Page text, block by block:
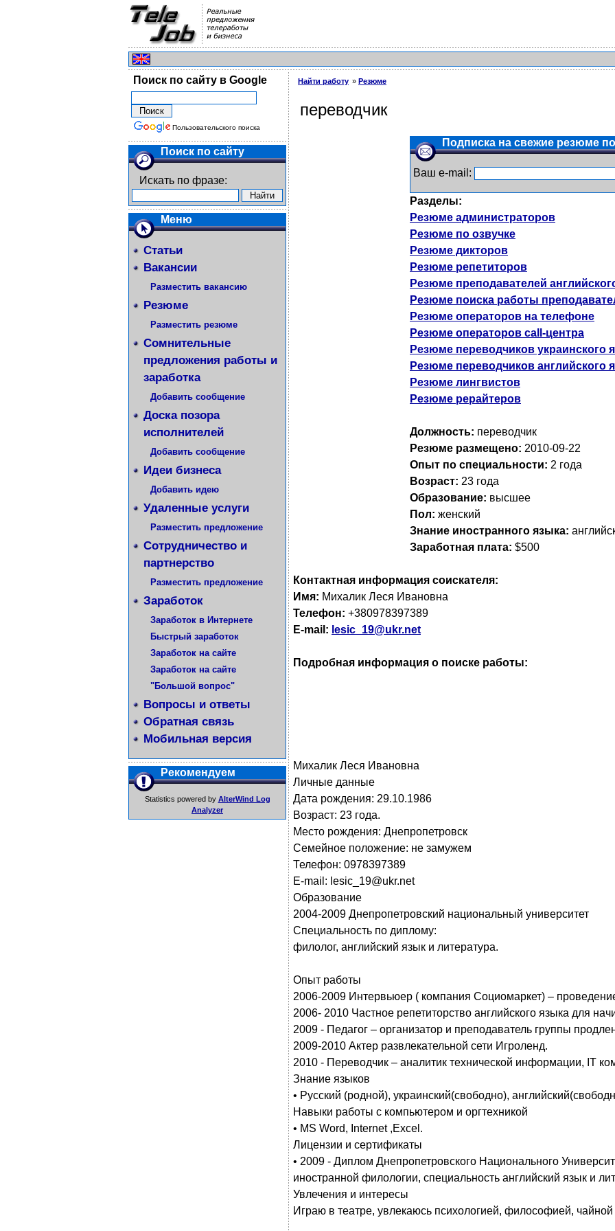
Поиск по сайту в Google
Пользовательского поиска
Поиск по сайту
Искать по фразе:
Меню
Статьи
Вакансии
Разместить вакансию
Резюме
Разместить резюме
Сомнительные
предложения работы и
заработка
Добавить сообщение
Доска позора
исполнителей
Добавить сообщение
Идеи бизнеса
Добавить идею
Удаленные услуги
Разместить предложение
Сотрудничество и
партнерство
Разместить предложение
Заработок
Заработок в Интернете
Быстрый заработок
Заработок на сайте
Заработок на сайте
"Большой вопрос"
Вопросы и ответы
Обратная связь
Мобильная версия
Рекомендуем
Statistics powered by AlterWind Log
Analyzer
Найти работу Резюме
переводчик
Подписка на свежие резюме по
Ваш e-mail:
Разделы:
Резюме администраторов
Резюме по озвучке
Резюме дикторов
Резюме репетиторов
Резюме преподавателей
Резюме поиска работы
Резюме операторов на телефоне
Резюме операторов call-центра
Резюме переводчиков украинского
Резюме переводчиков английского
Резюме лингвистов
Резюме рерайтеров
Должность: переводчик
Резюме размещено: 2010-09-22
Опыт по специальности: 2 года
Возраст: 23 годa
Образование: высшее
Пол: женский
Знание иностранного языка:
Заработная плата: $500
Контактная информация соискателя:
Имя: Михалик Леся Ивановна
Телефон: +380978397389
E-mail: lesic_19@ukr.net
Подробная информация о поиске работы:
Михалик Леся Ивановна
Личные данные
Дата рождения: 29.10.1986
Возраст: 23 года.
Место рождения: Днепропетровск
Семейное положение: не замужем
Телефон: 0978397389
E-mail: lesic_19@ukr.net
Образование
2004-2009 Днепропетровский национальный университет
Специальность по диплому:
филолог, английский язык и литература.
Опыт работы
2006-2009 Интервьюер ( компания Социомаркет) –
2006- 2010 Частное репетиторство английского языка для
2009 - Педагог – организатор и преподаватель группы
2009-2010 Актер развлекательной сети Игроленд.
2010 - Переводчик – аналитик технической информации, IT
Знание языков
• Русский (родной), украинский(свободно),
Навыки работы с компьютером и оргтехникой
• MS Word, Internet ,Excel.
Лицензии и сертификаты
• 2009 - Диплом Днепропетровского Национального
иностранной филологии, специальность английский язык и
Увлечения и интересы
Играю в театре, увлекаюсь психологией, философией,